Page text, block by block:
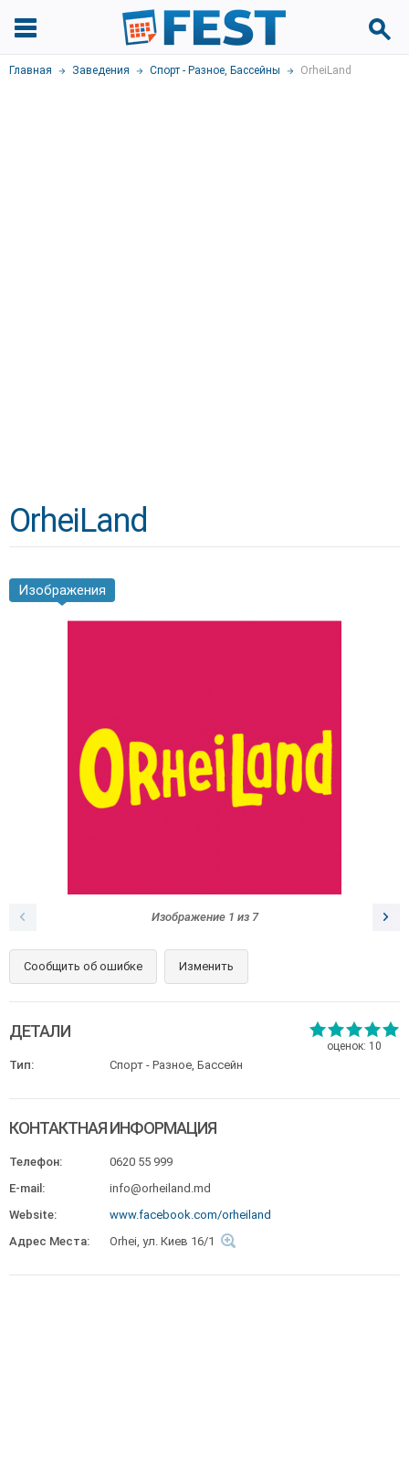
Главная Заведения Спорт - Разное, Бассейны OrheiLand
OrheiLand
Изображения
Изображение 1 из 7
Сообщить об ошибке Изменить
оценок: 10
ДЕТАЛИ
Тип: Спорт - Разное, Бассейн
КОНТАКТНАЯ ИНФОРМАЦИЯ
Телефон:
0620 55 999
E-mail:
info@orheiland.md
Website:
www.facebook.com/orheiland
Адрес Места:
Orhei, ул. Киев 16/1